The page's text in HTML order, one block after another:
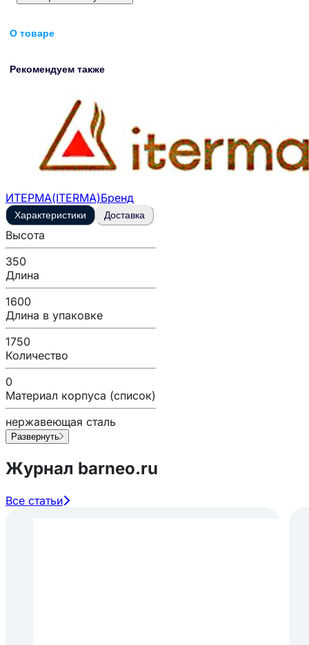
О товаре
Рекомендуем также
ИТЕРМА(ITERMA)Бренд
Характеристики Доставка
Высота
350
Длина
1600
Длина в упаковке
1750
Количество
0
Материал корпуса (список)
нержавеющая сталь
Развернуть
Журнал barneo.ru
Все статьи